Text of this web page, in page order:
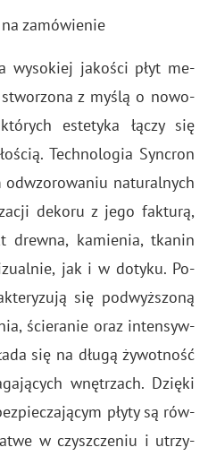
zamówienie
wy­so­kiej ja­ko­ści płyt me­
z myślą o no­wo­
es­te­ty­ka łączy się
Tech­no­lo­gia Syn­cron
od­wzo­ro­wa­niu na­tu­ral­nych
de­ko­ru z jego fak­tu­rą,
drew­na, ka­mie­nia, tka­nin
jak i w do­ty­ku. Po­
się pod­wyż­szo­ną
ście­ra­nie oraz in­ten­syw­
się na długą ży­wot­ność
wnę­trzach. Dzię­ki
płyty są rów­
w czysz­cze­niu i utrzy­